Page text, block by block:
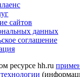
сайтов
данных
соглашение
ресурсе hh.ru